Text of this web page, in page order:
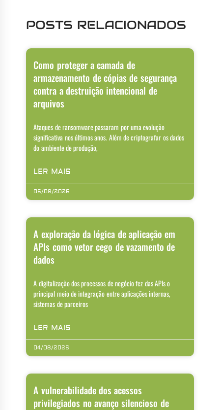
POSTS RELACIONADOS
Como proteger a camada de
armazenamento de cópias de segurança
contra a destruição intencional de
arquivos
Ataques de ransomware passaram por uma evolução
significativa nos últimos anos. Além de criptografar os dados
do ambiente de produção,
LER MAIS
06/08/2026
A exploração da lógica de aplicação em
APIs como vetor cego de vazamento de
dados
A digitalização dos processos de negócio fez das APIs o
principal meio de integração entre aplicações internas,
sistemas de parceiros
LER MAIS
04/08/2026
A vulnerabilidade dos acessos
privilegiados no avanço silencioso de